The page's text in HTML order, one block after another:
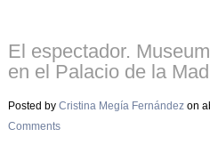
El espectador.
en el Palacio de la
Posted by Cristina Megía Fernándezon
Comments